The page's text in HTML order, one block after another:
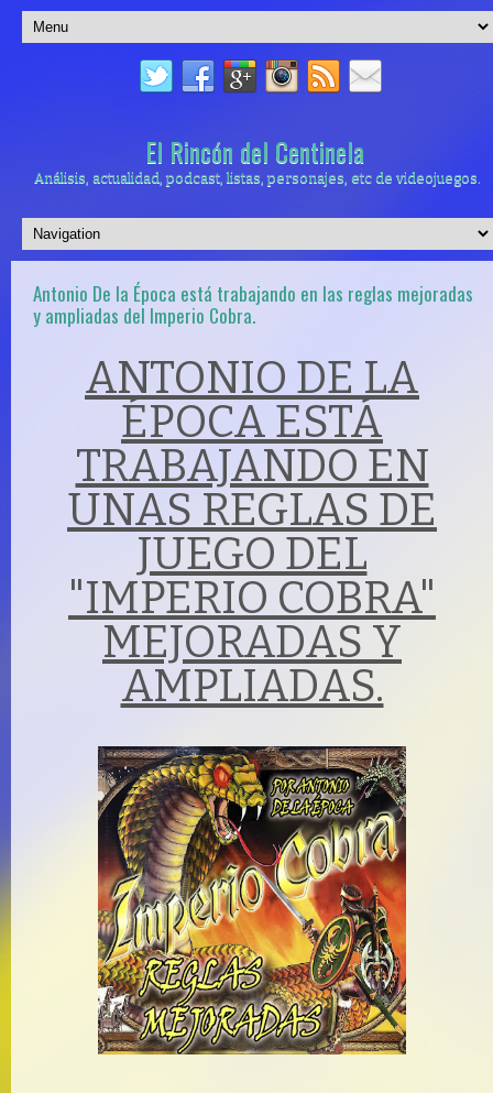
El Rincón del Centinela
Análisis, actualidad, podcast, listas, personajes, etc de videojuegos.
Antonio De la Época está trabajando en las reglas mejoradas
y ampliadas del Imperio Cobra.
ANTONIO DE LA
ÉPOCA ESTÁ
TRABAJANDO EN
UNAS REGLAS DE
JUEGO DEL
"IMPERIO COBRA"
MEJORADAS Y
AMPLIADAS.